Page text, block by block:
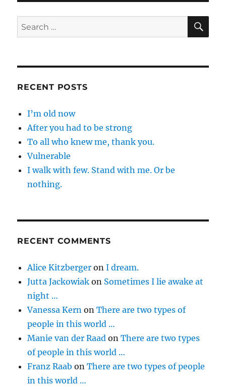
Search
for:
RECENT POSTS
I’m old now
After you had to be strong
To all who knew me, thank you.
Vulnerable
I walk with few. Stand with me. Or be
nothing.
RECENT COMMENTS
Alice Kitzberger onI dream.
Jutta Jackowiak on Sometimes I lie awake at
night …
Vanessa Kern onThere are two types of
people in this world …
Manie van der Raad onThere are two types
of people in this world …
Franz Raab onThere are two types of people
in this world …